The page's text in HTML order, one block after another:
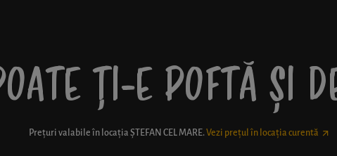
ȚI-E POFTĂ ȘI
Prețuri valabile în locația ȘTEFAN CEL MARE. Vezi prețul în locația curentă